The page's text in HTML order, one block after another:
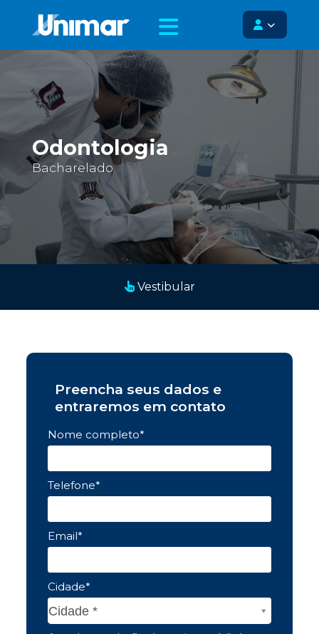
Odontologia
Bacharelado
Vestibular
Preencha seus dados e
entraremos em contato
Nome completo*
Telefone*
Email*
Cidade*
Cidade *
Cidade*